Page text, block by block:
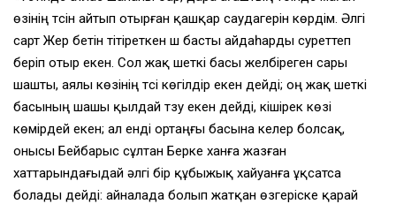
өзінің түсін айтып отырған қашқар саудагерін көрдім. Әлгі
сарт Жер бетін тітіреткен үш басты айдаһарды суреттеп
беріп отыр екен. Сол жақ шеткі басы желбіреген сары
шашты, аялы көзінің түсі көгілдір екен дейді; оң жақ шеткі
басының шашы қылдай түзу екен дейді, кішірек көзі
көмірдей екен; ал енді ортаңғы басына келер болсақ,
онысы Бейбарыс сұлтан Берке ханға жазған
хаттарындағыдай әлгі бір құбыжық хайуанға ұқсатса
болады дейді: айналада болып жатқан өзгеріске қарай